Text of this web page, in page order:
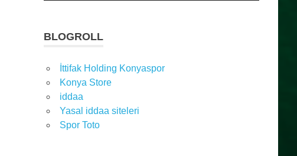
BLOGROLL
İttifak Holding Konyaspor
Konya Store
iddaa
Yasal iddaa siteleri
Spor Toto